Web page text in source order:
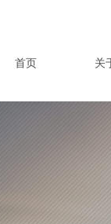
首页 关